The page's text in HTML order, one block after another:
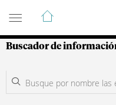
Guía de
Buscador de